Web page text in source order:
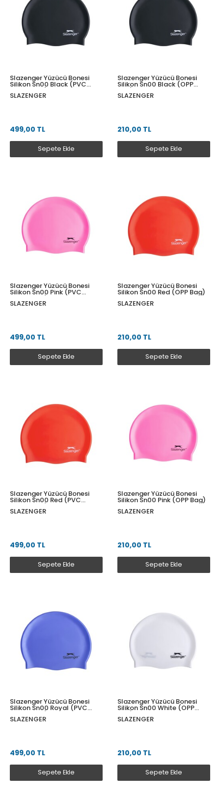
Slazenger Yüzücü Bonesi
Silikon Sn00 Black (PVC
Zipper Bag)
SLAZENGER
499,00 TL
Sepete Ekle
Slazenger Yüzücü Bonesi
Silikon Sn00 Black (OPP
Bag)
SLAZENGER
210,00 TL
Sepete Ekle
Slazenger Yüzücü Bonesi
Silikon Sn00 Pink (PVC
Zipper Bag)
SLAZENGER
499,00 TL
Sepete Ekle
Slazenger Yüzücü Bonesi
Silikon Sn00 Red (OPP Bag)
SLAZENGER
210,00 TL
Sepete Ekle
Slazenger Yüzücü Bonesi
Silikon Sn00 Red (PVC
Zipper Bag)
SLAZENGER
499,00 TL
Sepete Ekle
Slazenger Yüzücü Bonesi
Silikon Sn00 Pink (OPP Bag)
SLAZENGER
210,00 TL
Sepete Ekle
Slazenger Yüzücü Bonesi
Silikon Sn00 Royal (PVC
Zipper Bag)
SLAZENGER
499,00 TL
Sepete Ekle
Slazenger Yüzücü Bonesi
Silikon Sn00 White (OPP
Bag)
SLAZENGER
210,00 TL
Sepete Ekle